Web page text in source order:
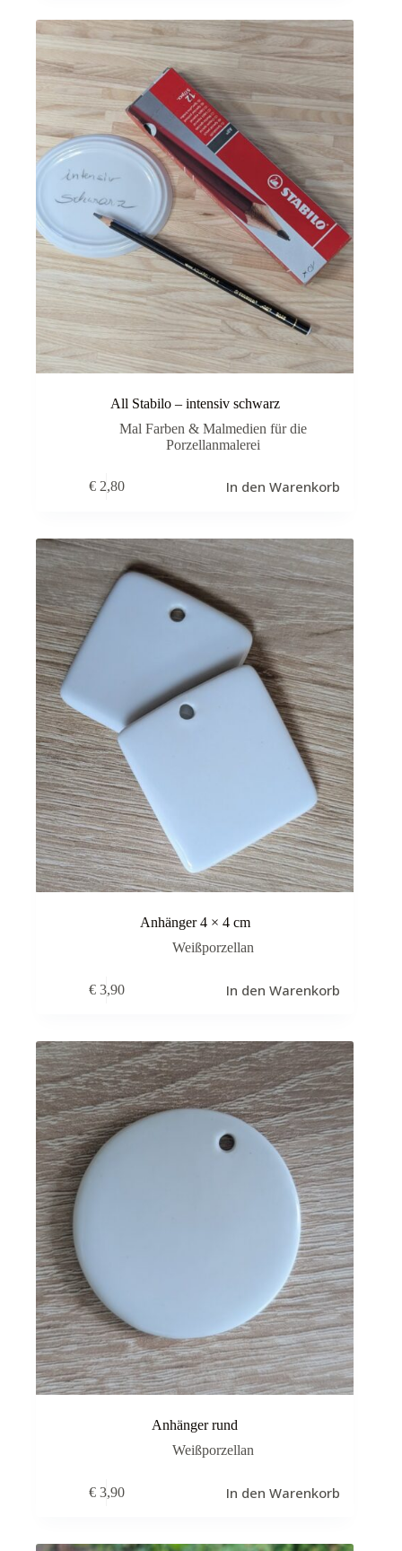
All Stabilo – intensiv schwarz
Mal Farben & Malmedien für die
Porzellanmalerei
€2,80 In den Warenkorb
Anhänger 4 × 4 cm
Weißporzellan
€3,90 In den Warenkorb
Anhänger rund
Weißporzellan
€3,90 In den Warenkorb